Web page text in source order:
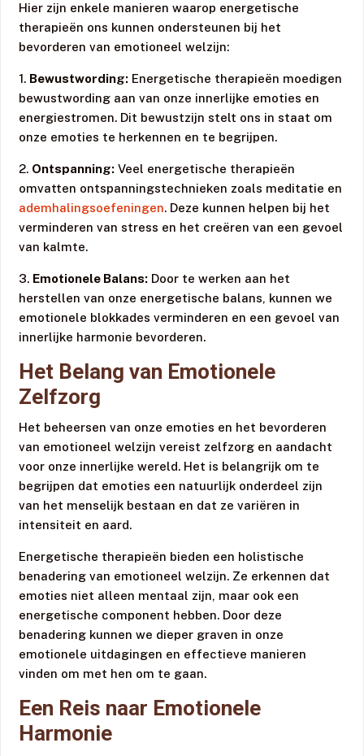
Hier zijn enkele manieren waarop energetische
therapieën ons kunnen ondersteunen bij het
bevorderen van emotioneel welzijn:
1. Bewustwording: Energetische therapieën moedigen
bewustwording aan van onze innerlijke emoties en
energiestromen. Dit bewustzijn stelt ons in staat om
onze emoties te herkennen en te begrijpen.
2. Ontspanning: Veel energetische therapieën
omvatten ontspanningstechnieken zoals meditatie en
ademhalingsoefeningen. Deze kunnen helpen bij het
verminderen van stress en het creëren van een gevoel
van kalmte.
3. Emotionele Balans: Door te werken aan het
herstellen van onze energetische balans, kunnen we
emotionele blokkades verminderen en een gevoel van
innerlijke harmonie bevorderen.
Het Belang van Emotionele
Zelfzorg
Het beheersen van onze emoties en het bevorderen
van emotioneel welzijn vereist zelfzorg en aandacht
voor onze innerlijke wereld. Het is belangrijk om te
begrijpen dat emoties een natuurlijk onderdeel zijn
van het menselijk bestaan en dat ze variëren in
intensiteit en aard.
Energetische therapieën bieden een holistische
benadering van emotioneel welzijn. Ze erkennen dat
emoties niet alleen mentaal zijn, maar ook een
energetische component hebben. Door deze
benadering kunnen we dieper graven in onze
emotionele uitdagingen en effectieve manieren
vinden om met hen om te gaan.
Een Reis naar Emotionele
Harmonie